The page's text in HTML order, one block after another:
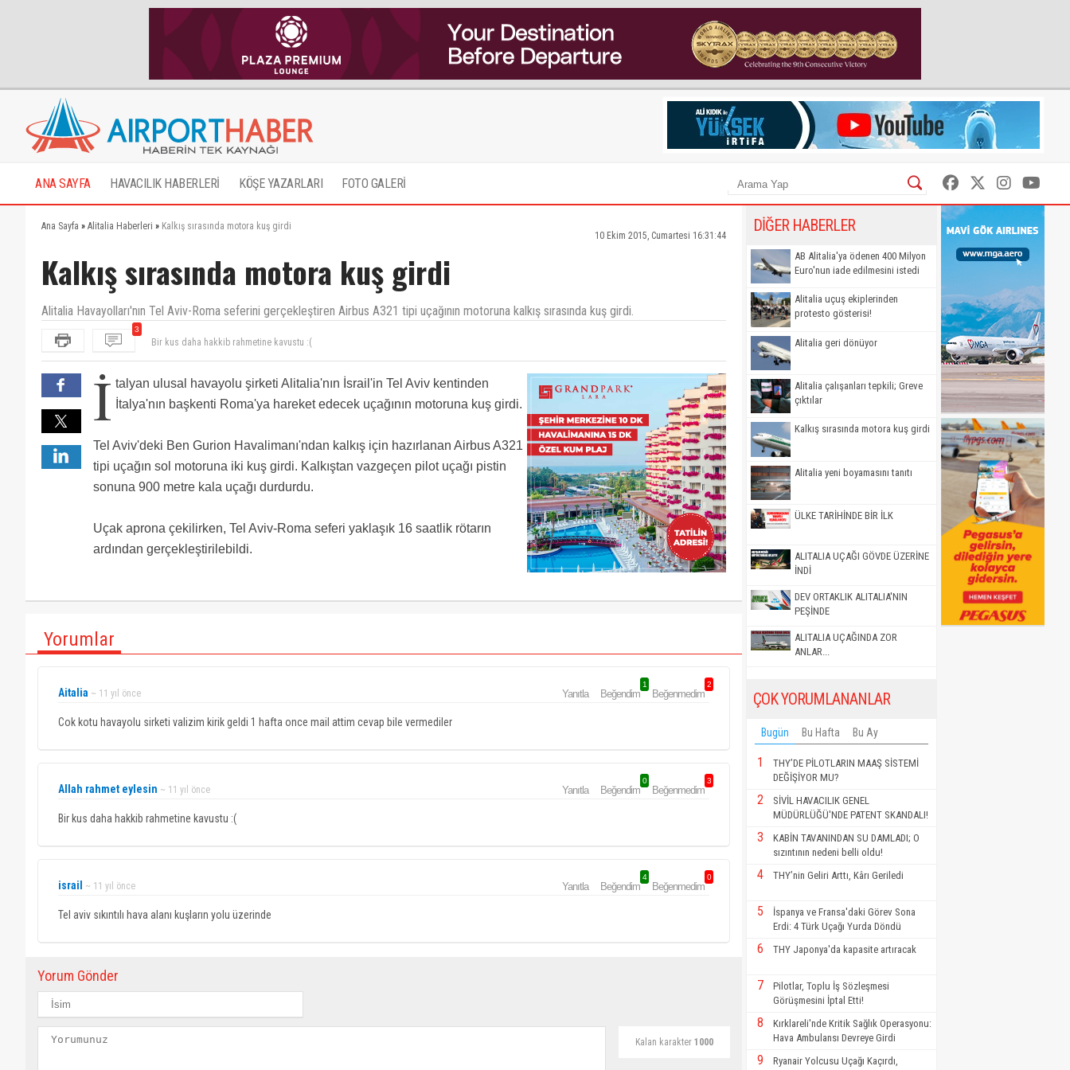
ANA SAYFA HAVACILIK HABERLERİ KÖŞE YAZARLARI FOTO GALERİ
Ana Sayfa » Alitalia Haberleri » Kalkış sırasında motora kuş girdi
10 Ekim 2015, Cumartesi 16:31:44
Kalkış sırasında motora kuş girdi
Alitalia Havayolları'nın Tel Aviv-Roma seferini gerçekleştiren Airbus A321 tipi uçağının motoruna kalkış sırasında kuş girdi.
3
Tel aviv sıkıntılı hava alanı kuşların yolu üzerinde
İ talyan ulusal havayolu şirketi Alitalia'nın İsrail'in Tel Aviv kentinden
İtalya'nın başkenti Roma'ya hareket edecek uçağının motoruna kuş girdi.
Tel Aviv'deki Ben Gurion Havalimanı'ndan kalkış için hazırlanan Airbus A321
tipi uçağın sol motoruna iki kuş girdi. Kalkıştan vazgeçen pilot uçağı pistin
sonuna 900 metre kala uçağı durdurdu.
Uçak aprona çekilirken, Tel Aviv-Roma seferi yaklaşık 16 saatlik rötarın
ardından gerçekleştirilebildi.
Yorumlar
Aitalia ~ 11 yıl önce Yanıtla Beğendim
1
Beğenmedim
2
Cok kotu havayolu sirketi valizim kirik geldi 1 hafta once mail attim cevap bile vermediler
Allah rahmet eylesin ~ 11 yıl önce Yanıtla Beğendim
0
Beğenmedim
3
Bir kus daha hakkib rahmetine kavustu :(
israil ~ 11 yıl önce Yanıtla Beğendim
4
Beğenmedim
0
Tel aviv sıkıntılı hava alanı kuşların yolu üzerinde
Yorum Gönder
Kalan karakter 1000
DİĞER HABERLER
AB Alitalia'ya ödenen 400 Milyon
Euro'nun iade edilmesini istedi
Alitalia uçuş ekiplerinden
protesto gösterisi!
Alitalia geri dönüyor
Alitalia çalışanları tepkili; Greve
çıktılar
Kalkış sırasında motora kuş girdi
Alitalia yeni boyamasını tanıtı
ÜLKE TARİHİNDE BİR İLK
ALITALIA UÇAĞI GÖVDE ÜZERİNE
İNDİ
DEV ORTAKLIK ALITALIA'NIN
PEŞİNDE
ALITALIA UÇAĞINDA ZOR
ANLAR...
ÇOK YORUMLANANLAR
Bugün Bu Hafta Bu Ay
1
THY’DE PİLOTLARIN MAAŞ SİSTEMİ
DEĞİŞİYOR MU?
2
SİVİL HAVACILIK GENEL
MÜDÜRLÜĞÜ'NDE PATENT SKANDALI!
3
KABİN TAVANINDAN SU DAMLADI; O
sızıntının nedeni belli oldu!
4 THY’nin Geliri Arttı, Kârı Geriledi
5
İspanya ve Fransa'daki Görev Sona
Erdi: 4 Türk Uçağı Yurda Döndü
6 THY Japonya'da kapasite artıracak
7
Pilotlar, Toplu İş Sözleşmesi
Görüşmesini İptal Etti!
8
Kırklareli'nde Kritik Sağlık Operasyonu:
Hava Ambulansı Devreye Girdi
9
Ryanair Yolcusu Uçağı Kaçırdı,